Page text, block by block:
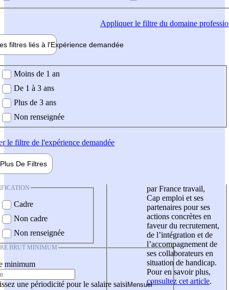
Appliquerle filtre du domaine
filtres liés à l'Expérience demandée
demandée
Moins de 1 an
De 1 à 3 ans
Plus de 3 ans
Non renseignée
le filtre de l'expérience demandée
Plus De Filtres
Cadre
Non cadre
Non renseignée
BRUT MINIMUM
minimum
une périodicité pour le salaire saisi
par France travail,
Cap emploi et ses
partenaires pour ses
actions concrètes en
faveur du recrutement,
de l’intégration et de
l’accompagnement de
ses collaborateurs en
situation de handicap.
Pour en savoir plus,
consultez cet article.